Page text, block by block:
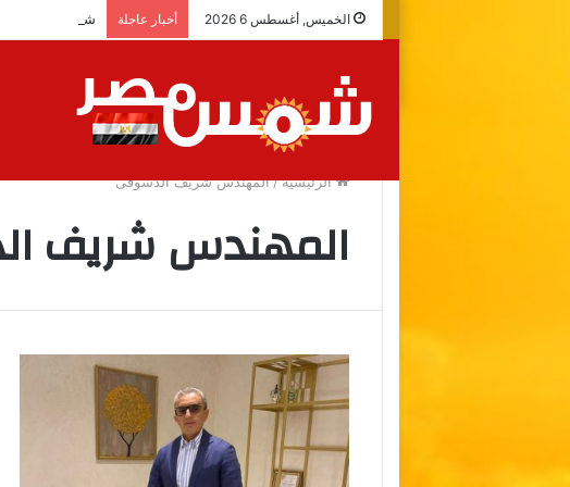
الخميس, أغسطس 6 2026 أخبار عاجلة شراكة إيجي
الرئيسية/المهندس شريف الدسوقى
المهندس شريف